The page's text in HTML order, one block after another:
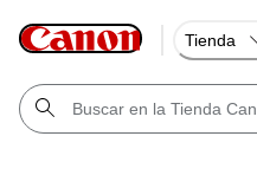
Tienda